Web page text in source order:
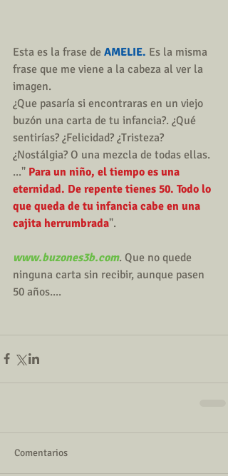
Esta es la frase de AMELIE. Es la misma
frase que me viene a la cabeza al ver la
imagen.
¿Que pasaría si encontraras en un viejo
buzón una carta de tu infancia?. ¿Qué
sentirías? ¿Felicidad? ¿Tristeza?
¿Nostálgia? O una mezcla de todas ellas.
..." Para un niño, el tiempo es una
eternidad. De repente tienes 50. Todo lo
que queda de tu infancia cabe en una
cajita herrumbrada".
www.buzones3b.com. Que no quede
ninguna carta sin recibir, aunque pasen
50 años....
Comentarios